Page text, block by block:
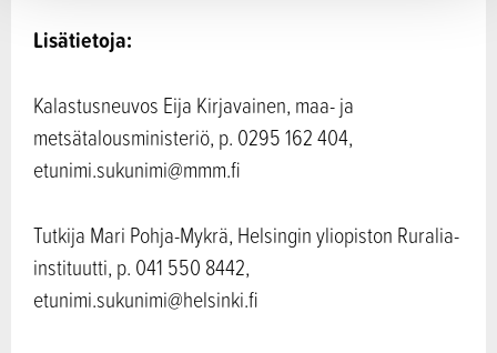
Lisätietoja:
Kalastusneuvos Eija Kirjavainen, maa- ja
metsätalousministeriö, p. 0295 162 404,
etunimi.sukunimi@mmm.fi
Tutkija Mari Pohja-Mykrä, Helsingin yliopiston Ruralia-
instituutti, p. 041 550 8442,
etunimi.sukunimi@helsinki.fi